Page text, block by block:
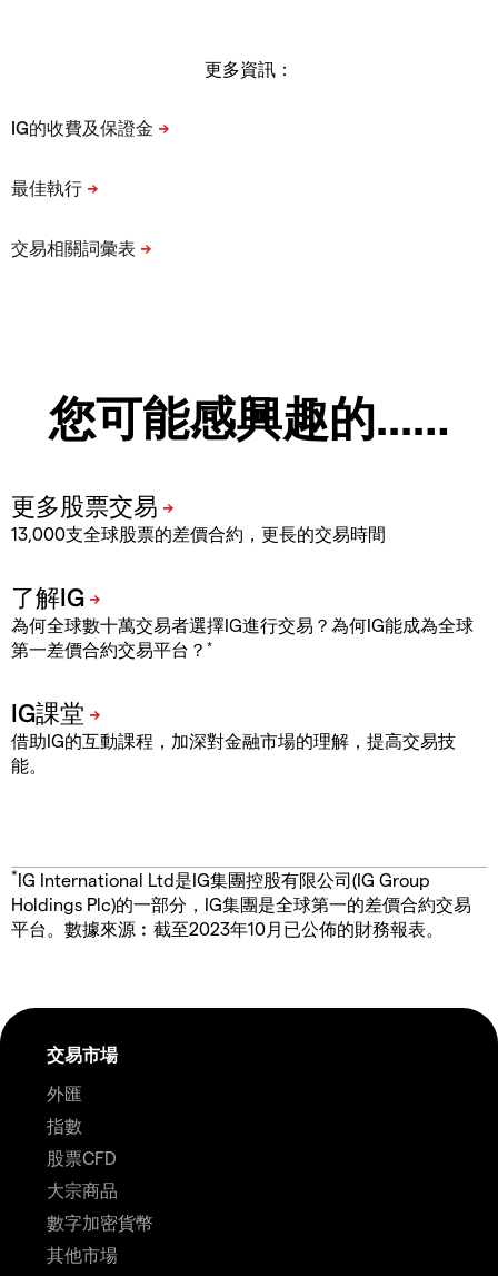
更多資訊：
您可能感興趣的...…
13,000支全球股票的差價合約，更長的交易時間
為何全球數十萬交易者選擇IG進行交易？為何IG能成為全球
第一差價合約交易平台？ *
借助IG的互動課程，加深對金融市場的理解，提高交易技
能。
*IG International Ltd是IG集團控股有限公司(IG Group
Holdings Plc)的一部分，IG集團是全球第一的差價合約交易
平台。數據來源︰截至2023年10月已公佈的財務報表。
交易市場
外匯
指數
股票CFD
大宗商品
數字加密貨幣
其他市場